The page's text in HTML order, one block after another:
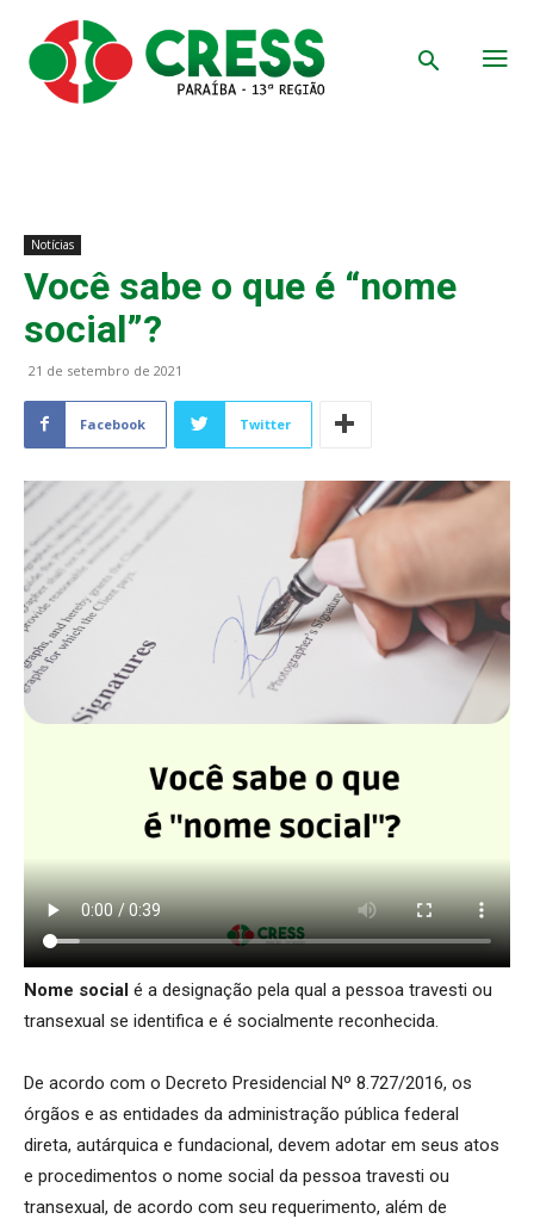
Notícias
Você sabe o que é “nome
social”?
21 de setembro de 2021
Facebook Twitter
Nome social é a designação pela qual a pessoa travesti ou
transexual se identifica e é socialmente reconhecida.
De acordo com o Decreto Presidencial Nº 8.727/2016, os
órgãos e as entidades da administração pública federal
direta, autárquica e fundacional, devem adotar em seus atos
e procedimentos o nome social da pessoa travesti ou
transexual, de acordo com seu requerimento, além de